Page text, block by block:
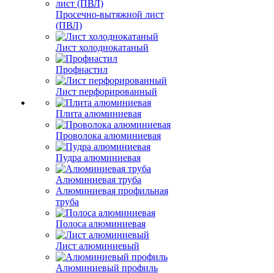
Просечно-вытяжной лист
(ПВЛ)
Лист холоднокатаный
Профнастил
Лист перфорированный
Плита алюминиевая
Проволока алюминиевая
Пудра алюминиевая
Алюминиевая труба
Алюминиевая профильная
труба
Полоса алюминиевая
Лист алюминиевый
Алюминиевый профиль